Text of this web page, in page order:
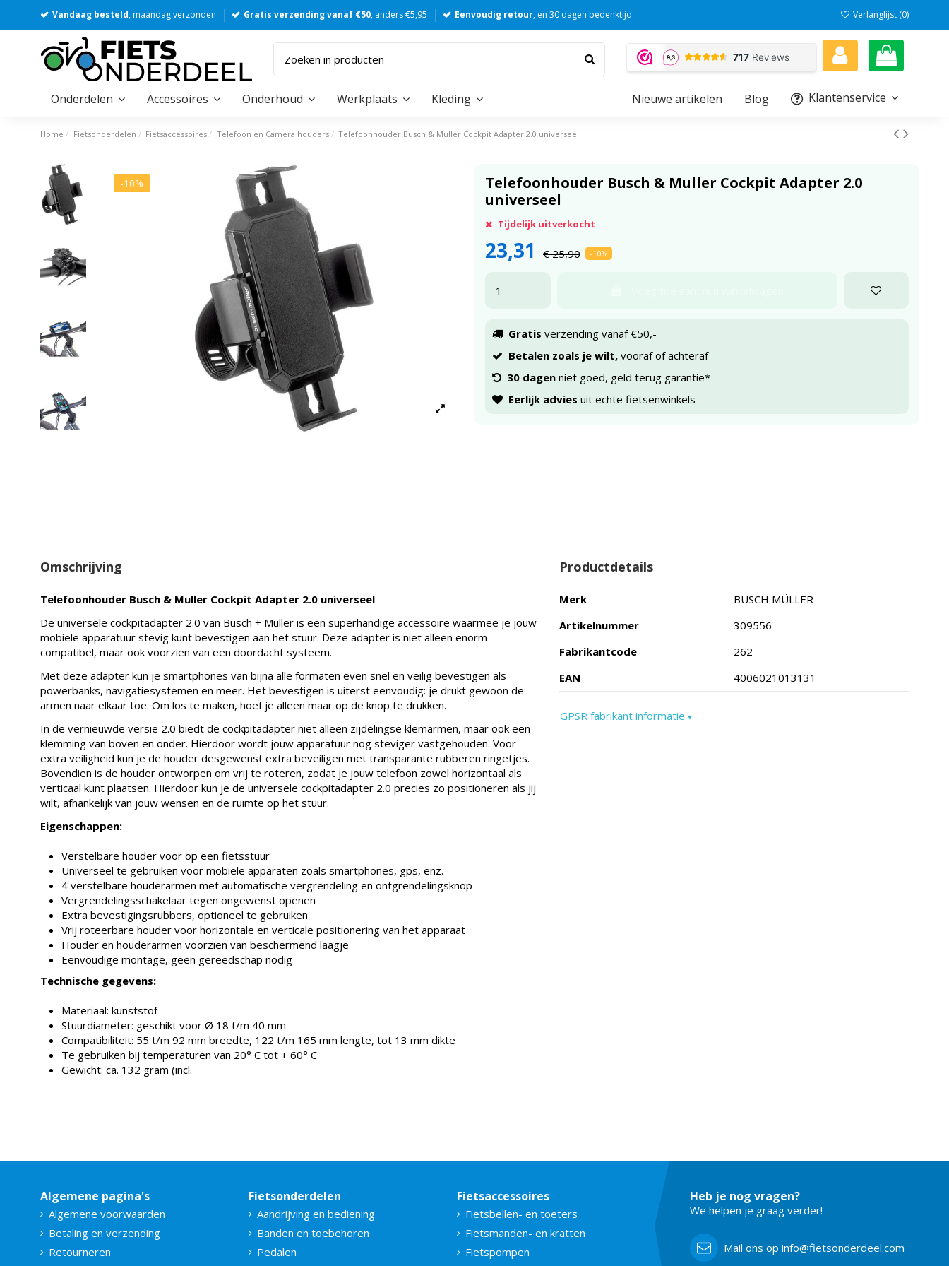
Vandaag besteld, maandag verzonden Gratis verzending vanaf €50, anders €5,95 Eenvoudig retour, en 30 dagen bedenktijd Verlanglijst (0)
Onderdelen Accessoires Onderhoud Werkplaats Kleding Klantenservice
Blog
Nieuwe artikelen
Home Fietsonderdelen Fietsaccessoires Telefoon en Camera houders Telefoonhouder Busch & Muller Cockpit Adapter 2.0 universeel
-10%
Telefoonhouder Busch & Muller Cockpit Adapter 2.0
universeel
Tijdelijk uitverkocht
23,31 € 25,90 -10%
Gratis verzending vanaf €50,-
Betalen zoals je wilt,vooraf of achteraf
30 dagenniet goed, geld terug garantie*
Eerlijk advies uit echte fietsenwinkels
Omschrijving
Telefoonhouder Busch & Muller Cockpit Adapter 2.0 universeel
De universele cockpitadapter 2.0 van Busch + Müller is een superhandige accessoire waarmee je jouw
mobiele apparatuur stevig kunt bevestigen aan het stuur. Deze adapter is niet alleen enorm
compatibel, maar ook voorzien van een doordacht systeem.
Met deze adapter kun je smartphones van bijna alle formaten even snel en veilig bevestigen als
powerbanks, navigatiesystemen en meer. Het bevestigen is uiterst eenvoudig: je drukt gewoon de
armen naar elkaar toe. Om los te maken, hoef je alleen maar op de knop te drukken.
In de vernieuwde versie 2.0 biedt de cockpitadapter niet alleen zijdelingse klemarmen, maar ook een
klemming van boven en onder. Hierdoor wordt jouw apparatuur nog steviger vastgehouden. Voor
extra veiligheid kun je de houder desgewenst extra beveiligen met transparante rubberen ringetjes.
Bovendien is de houder ontworpen om vrij te roteren, zodat je jouw telefoon zowel horizontaal als
verticaal kunt plaatsen. Hierdoor kun je de universele cockpitadapter 2.0 precies zo positioneren als jij
wilt, afhankelijk van jouw wensen en de ruimte op het stuur.
Eigenschappen:
Verstelbare houder voor op een fietsstuur
Universeel te gebruiken voor mobiele apparaten zoals smartphones, gps, enz.
4 verstelbare houderarmen met automatische vergrendeling en ontgrendelingsknop
Vergrendelingsschakelaar tegen ongewenst openen
Extra bevestigingsrubbers, optioneel te gebruiken
Vrij roteerbare houder voor horizontale en verticale positionering van het apparaat
Houder en houderarmen voorzien van beschermend laagje
Eenvoudige montage, geen gereedschap nodig
Technische gegevens:
Materiaal: kunststof
Stuurdiameter: geschikt voor Ø 18 t/m 40 mm
Compatibiliteit: 55 t/m 92 mm breedte, 122 t/m 165 mm lengte, tot 13 mm dikte
Te gebruiken bij temperaturen van 20° C tot + 60° C
Gewicht: ca. 132 gram (incl.
Productdetails
Merk
BUSCH MÜLLER
Artikelnummer
309556
Fabrikantcode
262
EAN
4006021013131
GPSR fabrikant informatie ▾
Algemene pagina's
Algemene voorwaarden
Betaling en verzending
Retourneren
Fietsonderdelen
Aandrijving en bediening
Banden en toebehoren
Pedalen
Fietsaccessoires
Fietsbellen- en toeters
Fietsmanden- en kratten
Fietspompen
Heb je nog vragen?
We helpen je graag verder!
Mail ons op info@fietsonderdeel.com